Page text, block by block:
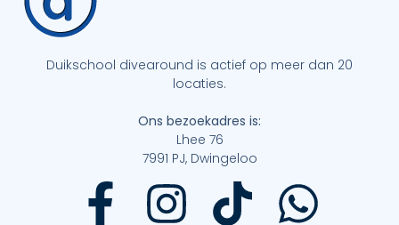
Duikschool divearound is actief op meer dan 20
locaties.
Ons bezoekadres is:
Lhee 76
7991 PJ, Dwingeloo